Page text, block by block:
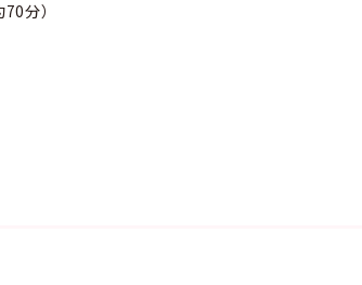
分）